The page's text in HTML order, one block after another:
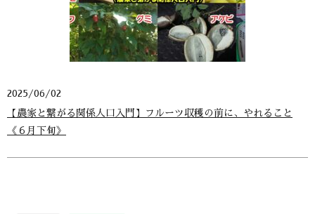
2025/06/02
【農家と繋がる関係人口入門】フルーツ収穫の前に、やれること
《６月下旬》